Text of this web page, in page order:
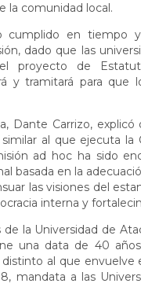
la comunidad local.
cumplido en tiempo
dado que las
proyecto de
y tramitará para
Dante Carrizo,
al que ejecuta
ad hoc ha sido
basada en la
las visiones del
interna y
la Universidad de
una data de 40
al que
mandata a las